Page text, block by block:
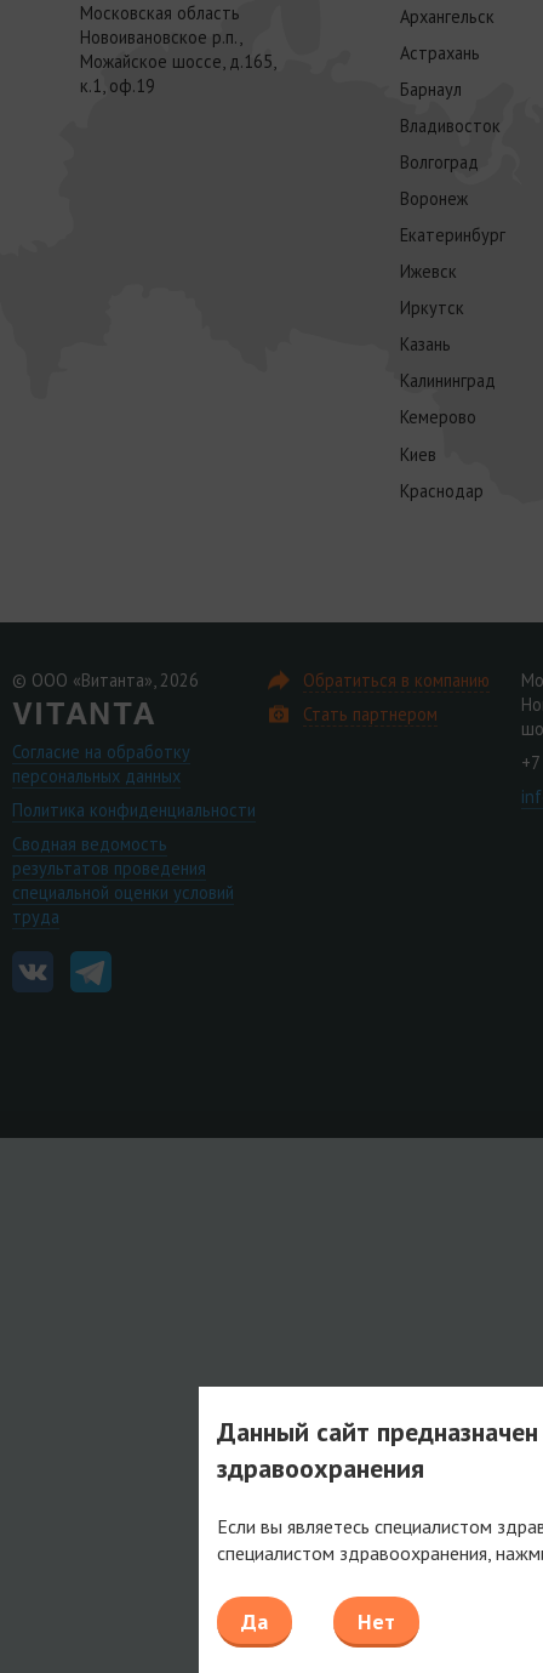
Московская область
Новоивановское р.п.,
Можайское шоссе, д.165,
к.1, оф.19
Архангельск
Астрахань
Барнаул
Владивосток
Волгоград
Воронеж
Екатеринбург
Ижевск
Иркутск
Казань
Калининград
Кемерово
Киев
Краснодар
© ООО «Витанта», 2026
Согласие на обработку
персональных данных
Политика конфиденциальности
Сводная ведомость
результатов проведения
специальной оценки условий
труда
Обратиться в компанию
Стать партнером
Данный сайт
здравоохранения
Если вы являетесь специалистом
специалистом здравоохранения,
Да Нет